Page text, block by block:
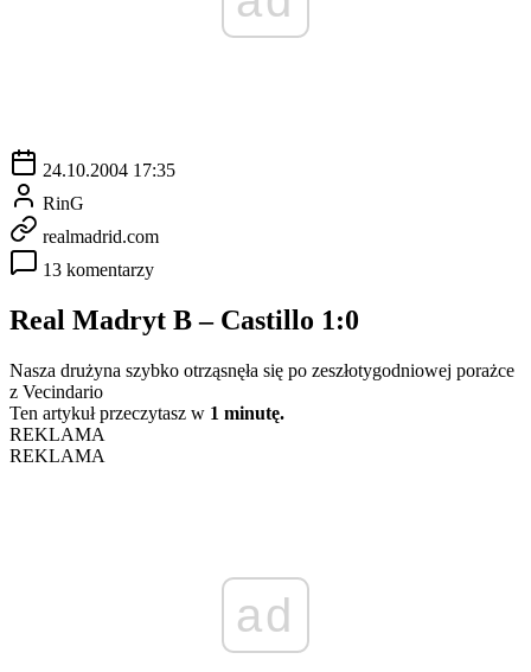
24.10.2004 17:35
RinG
realmadrid.com
13 komentarzy
Real Madryt B – Castillo 1:0
Nasza drużyna szybko otrząsnęła się po zeszłotygodniowej porażce
z Vecindario
Ten artykuł przeczytasz w 1 minutę.
REKLAMA
REKLAMA
ad